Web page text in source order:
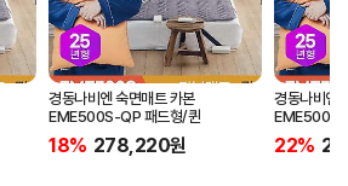
경동나비엔 숙면매트 카본
EME500S-QP 패드형/퀸
18% 278,220원
경동나비엔
EME500S-
22%